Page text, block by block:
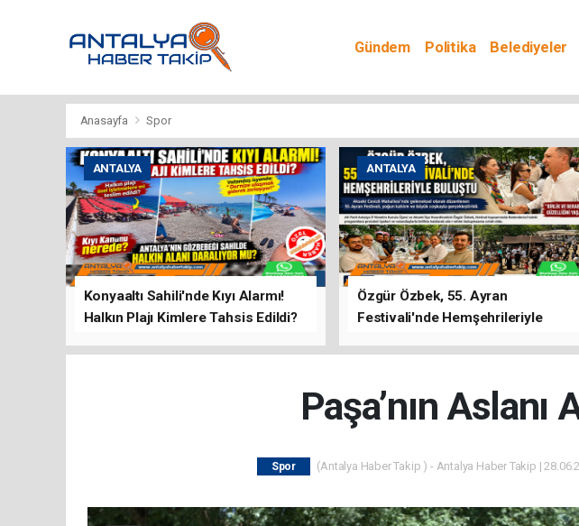
Gündem Politika Belediyeler
Anasayfa Spor
ANTALYA
Konyaaltı Sahili'nde Kıyı Alarmı!
Halkın Plajı Kimlere Tahsis Edildi?
ANTALYA
Özgür Özbek, 55. Ayran
Festivali'nde Hemşehrileriyle
Paşa’nın Aslanı
Spor (Antalya Haber Takip ) - Antalya Haber Takip |